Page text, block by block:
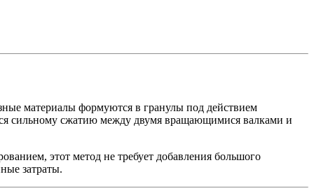
материалы формуются в гранулы под действием
сильному сжатию между двумя вращающимися валками и
этот метод не требует добавления большого
затраты.